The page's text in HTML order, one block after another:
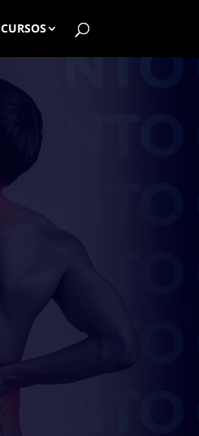
CURSOS